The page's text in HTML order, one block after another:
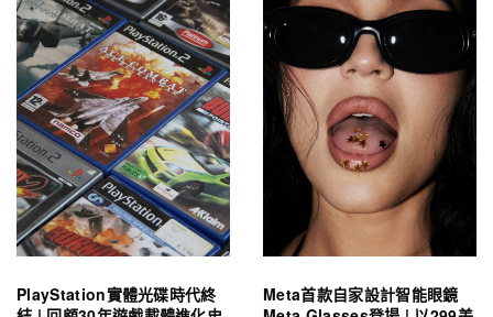
PlayStation實體光碟時代終
Meta首款自家設計智能眼鏡